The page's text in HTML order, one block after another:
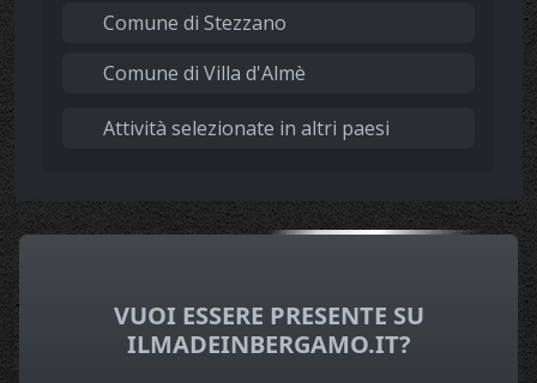
Comune di Stezzano
Comune di Villa d'Almè
Attività selezionate in altri paesi
VUOI ESSERE PRESENTE SU
ILMADEINBERGAMO.IT?